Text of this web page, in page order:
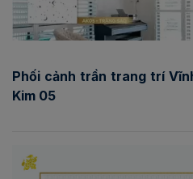
Phối cảnh trần trang trí
Kim 05